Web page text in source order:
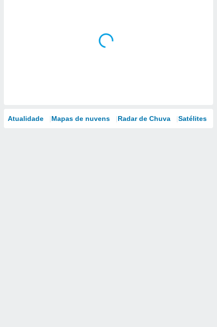
Atualidade Mapas de nuvens Radar de Chuva Satélites